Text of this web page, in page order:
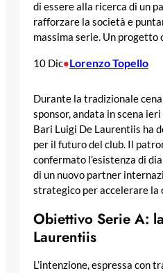
di essere alla ricerca di un
rafforzare la società e
massima serie. Un progetto
10 Dic•Lorenzo Topello
Durante la tradizionale
sponsor, andata in scena
Bari Luigi De Laurentiis ha
per il futuro del club. Il
confermato l’esistenza di
di un nuovo partner
strategico per accelerare la
Obiettivo Serie A:
Laurentiis
L’intenzione, espressa con